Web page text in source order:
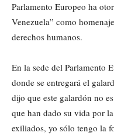
Parlamento Europeo ha
Venezuela” como
derechos humanos.
En la sede del Parlamento
donde se entregará el
dijo que este galardón no
que han dado su vida por
exiliados, yo sólo tengo la